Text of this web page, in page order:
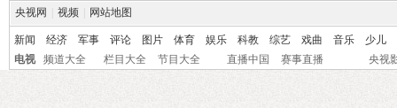
央视网 视频 网站地图
新闻 经济 军事 评论 图片 体育 娱乐 科教 综艺 戏曲 音乐
少儿
电视
频道大全 栏目大全 节目大全 直播中国 赛事直播 央视